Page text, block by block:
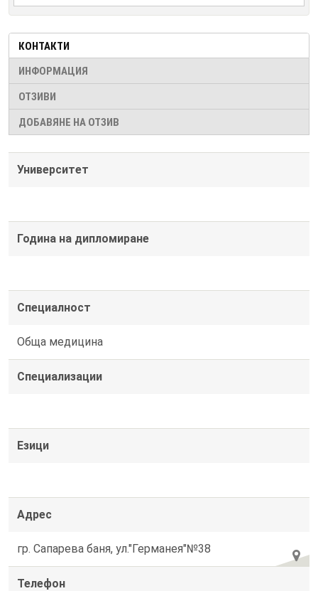
КОНТАКТИ
ИНФОРМАЦИЯ
ОТЗИВИ
ДОБАВЯНЕ НА ОТЗИВ
Университет
Година на дипломиране
Специалност
Обща медицина
Специализации
Езици
Адрес
гр. Сапарева баня, ул."Германея"№38
Телефон